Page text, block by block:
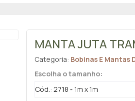
MANTA JUTA
Categoria: Bobinas E Mantas
Escolha o tamanho:
Cód.: 2718 - 1m x 1m